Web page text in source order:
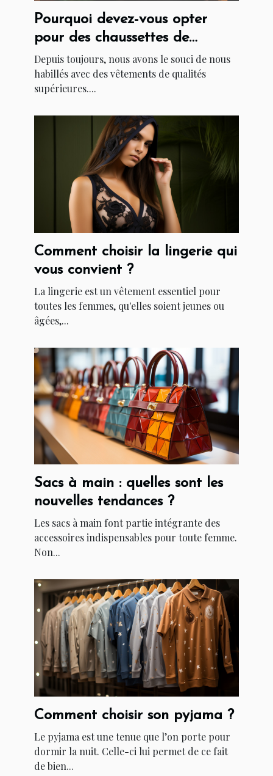
Pourquoi devez-vous opter
pour des chaussettes de
Marchillsocks ?
Depuis toujours, nous avons le souci de nous
habillés avec des vêtements de qualités
supérieures....
Comment choisir la lingerie qui
vous convient ?
La lingerie est un vêtement essentiel pour
toutes les femmes, qu'elles soient jeunes ou
âgées,...
Sacs à main : quelles sont les
nouvelles tendances ?
Les sacs à main font partie intégrante des
accessoires indispensables pour toute femme.
Non...
Comment choisir son pyjama ?
Le pyjama est une tenue que l’on porte pour
dormir la nuit. Celle-ci lui permet de ce fait
de bien...